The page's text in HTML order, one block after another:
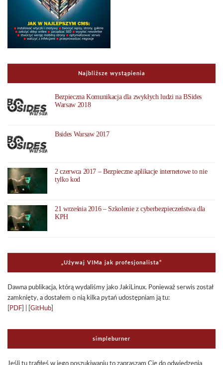
Najbliższe wystąpienia
Bezpieczna Komunikacja dla zwykłych ludzi na BSides
Warsaw 2018
Bsides Warsaw 2017
2 czerwca 2017 – Bezpieczne aplikacje internetowe to nie
tylko kod
21 września 2016 – Szkolenie z cyberbezpieczeństwa dla
KPH
„Uży­waj VIMa jak pro­fe­sjo­na­li­sta”
Dawna publi­ka­cja, którą wyda­li­śmy jako Jaki­Li­nux. Ponie­waż ser­wis został
zamknięty, a dosta­łem o nią kilka pytań udo­stęp­niam ją tu:
PDF GitHub
sim­ple­bur­ner